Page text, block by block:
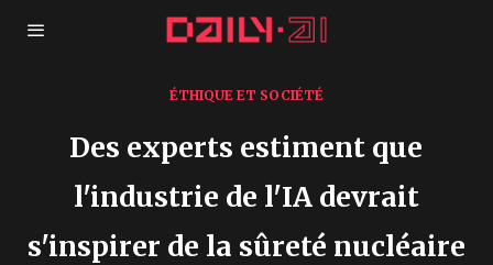
ÉTHIQUE ET SOCIÉTÉ
Des experts estiment que
l'industrie de l'IA devrait
s'inspirer de la sûreté nucléaire